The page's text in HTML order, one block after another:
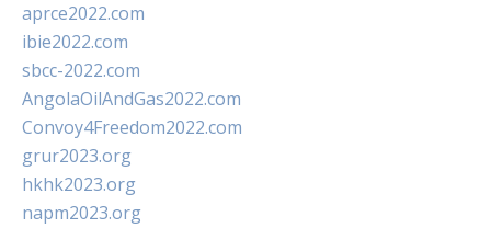
aprce2022.com
ibie2022.com
sbcc-2022.com
AngolaOilAndGas2022.com
Convoy4Freedom2022.com
grur2023.org
hkhk2023.org
napm2023.org